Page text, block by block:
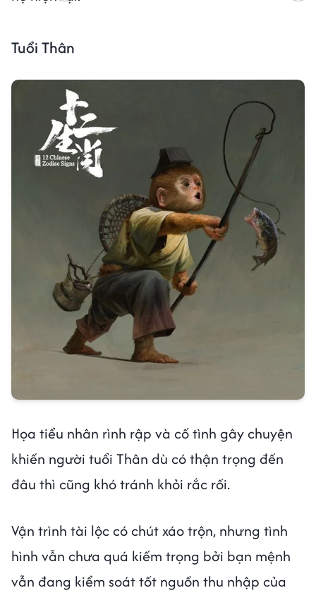
Tuổi Thân
Họa tiểu nhân rình rập và cố tình gây chuyện
khiến người tuổi Thân dù có thận trọng đến
đâu thì cũng khó tránh khỏi rắc rối.
Vận trình tài lộc có chút xáo trộn, nhưng tình
hình vẫn chưa quá kiếm trọng bởi bạn mệnh
vẫn đang kiểm soát tốt nguồn thu nhập của